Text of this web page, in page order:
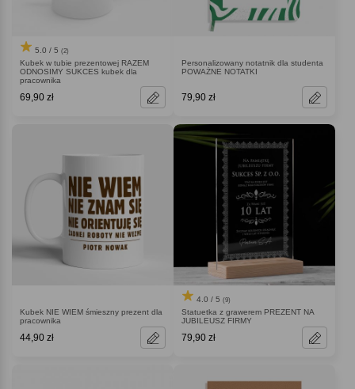
5.0 / 5 (2)
Kubek w tubie prezentowej RAZEM
ODNOSIMY SUKCES kubek dla
pracownika
69,90 zł
Personalizowany notatnik dla studenta
POWAŻNE NOTATKI
79,90 zł
Kubek NIE WIEM śmieszny prezent dla
pracownika
44,90 zł
4.0 / 5 (9)
Statuetka z grawerem PREZENT NA
JUBILEUSZ FIRMY
79,90 zł